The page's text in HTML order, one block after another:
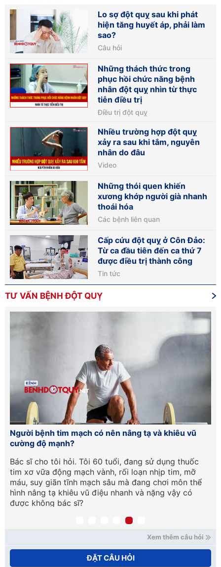
Lo sợ đột quỵ sau khi phát
hiện tăng huyết áp, phải làm
sao?
Câu hỏi
Những thách thức trong
phục hồi chức năng bệnh
nhân đột quỵ nhìn từ thực
tiễn điều trị
Điều trị đột quỵ
Nhiều trường hợp đột quỵ
xảy ra sau khi tắm, nguyên
nhân do đâu
Video
Những thói quen khiến
xương khớp người già nhanh
thoái hóa
Các bệnh liên quan
Cấp cứu đột quỵ ở Côn Đảo:
Từ ca đầu tiên đến ca thứ 7
được điều trị thành công
Tin tức
TƯ VẤN BỆNH ĐỘT QUỴ
Người bệnh tim mạch có nên nâng tạ và khiêu vũ
cường độ mạnh?
Bác sĩ cho tôi hỏi. Tôi 60 tuổi, đang sử dụng thuốc
tim xơ vữa động mạch vành, rối loạn nhịp tim, mỡ
máu, suy giãn tĩnh mạch sâu mà đang chơi môn thể
hình nâng tạ khiêu vũ điệu nhanh và nặng vậy có
được không bác sĩ?
Xem thêm câu hỏi
ĐẶT CÂU HỎI